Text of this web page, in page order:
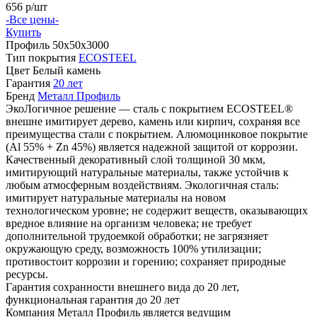
656 р/шт
-Все цены-
Купить
Профиль 50х50х3000
Тип покрытия ECOSTEEL
Цвет Белый камень
Гарантия 20 лет
Бренд Металл Профиль
ЭкоЛогичное решение — сталь с покрытием ECOSTEEL®
внешне имитирует дерево, камень или кирпич, сохраняя все
преимущества стали с покрытием. Алюмоцинковое покрытие
(Аl 55% + Zn 45%) является надежной защитой от коррозии.
Качественный декоративный слой толщиной 30 мкм,
имитирующий натуральные материалы, также устойчив к
любым атмосферным воздействиям. Экологичная сталь:
имитирует натуральные материалы на новом
технологическом уровне; не содержит веществ, оказывающих
вредное влияние на организм человека; не требует
дополнительной трудоемкой обработки; не загрязняет
окружающую среду, возможность 100% утилизации;
противостоит коррозии и горению; сохраняет природные
ресурсы.
Гарантия сохранности внешнего вида до 20 лет,
функциональная гарантия до 20 лет
Компания Металл Профиль является ведущим